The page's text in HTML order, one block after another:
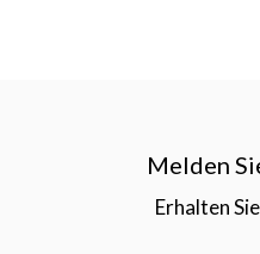
Melden
Erhalten